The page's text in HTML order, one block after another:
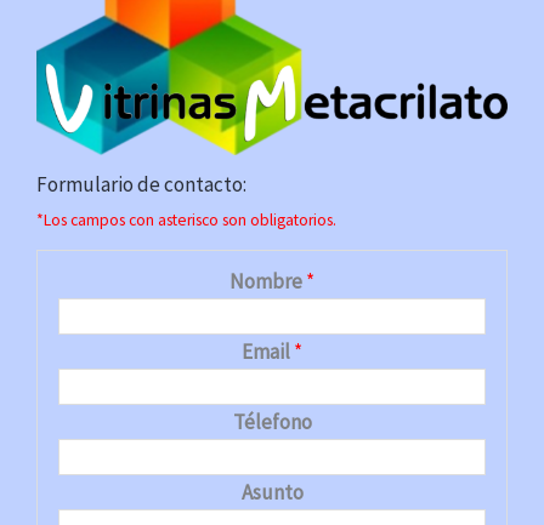
Formulario de contacto:
*Los campos con asterisco son obligatorios.
Nombre*
Email*
Télefono
Asunto